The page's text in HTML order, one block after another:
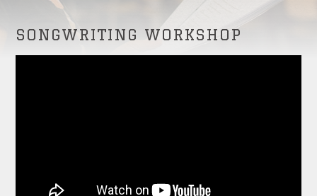
SONGWRITING WORKSHOP